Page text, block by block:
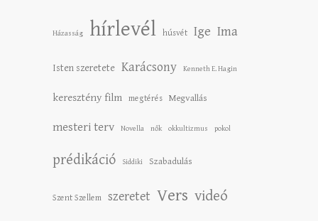
Házasság hírlevél húsvét Ige Ima
Isten szeretete Karácsony Kenneth E. Hagin
keresztény film megtérés Megvallás
mesteri terv Novella nők okkultizmus pokol
prédikáció Siddiki Szabadulás
Szent Szellem szeretet Vers videó